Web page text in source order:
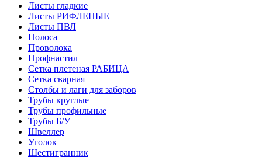
Листы гладкие
Листы РИФЛЕНЫЕ
Листы ПВЛ
Полоса
Проволока
Профнастил
Сетка плетеная РАБИЦА
Сетка сварная
Столбы и лаги для заборов
Трубы круглые
Трубы профильные
Трубы Б/У
Швеллер
Уголок
Шестигранник